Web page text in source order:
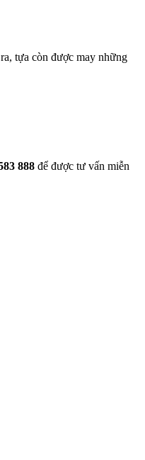
tựa còn được may những
888 để được tư vấn miễn